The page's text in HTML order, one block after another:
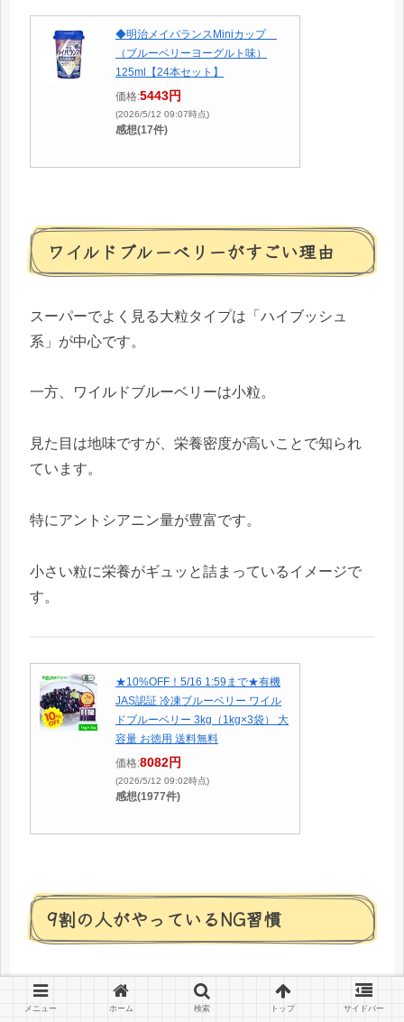
◆明治メイバランスMiniカップ
（ブルーベリーヨーグルト味）
125ml【24本セット】
価格:5443円
(2026/5/12 09:07時点)
感想(17件)
ワイルドブルーベリーがすごい理由
スーパーでよく見る大粒タイプは「ハイブッシュ
系」が中心です。
一方、ワイルドブルーベリーは小粒。
見た目は地味ですが、栄養密度が高いことで知られ
ています。
特にアントシアニン量が豊富です。
小さい粒に栄養がギュッと詰まっているイメージで
す。
★10%OFF！5/16 1:59まで★有機
JAS認証 冷凍ブルーベリー ワイル
ドブルーベリー 3kg（1kg×3袋） 大
容量 お徳用 送料無料
価格:8082円
(2026/5/12 09:02時点)
感想(1977件)
9割の人がやっているNG習慣
① 水で洗う
メニュー ホーム 検索 トップ サイドバー